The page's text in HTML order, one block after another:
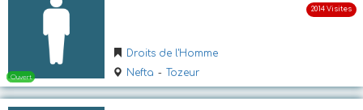
Droits de l'Homme
Nefta - Tozeur